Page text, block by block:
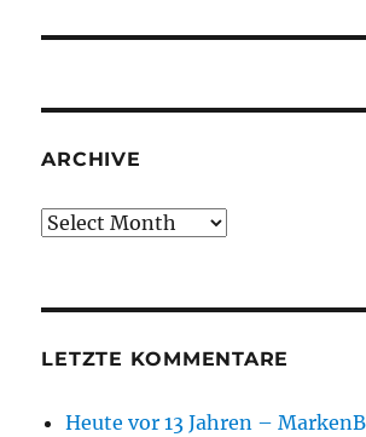
ARCHIVE
Archive
LETZTE KOMMENTARE
Heute vor 13 Jahren –